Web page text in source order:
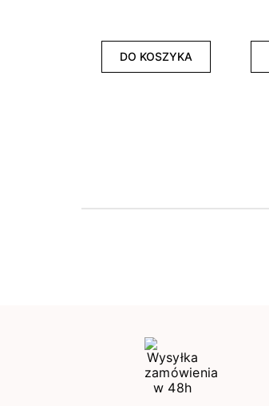
DO KOSZYKA